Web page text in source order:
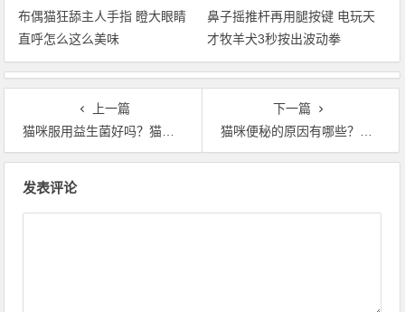
布偶猫狂舔主人手指 瞪大眼睛
直呼怎么这么美味
鼻子摇推杆再用腿按键 电玩天
才牧羊犬3秒按出波动拳
上一篇
猫咪服用益生菌好吗？猫咪益生菌选哪种？
下一篇
猫咪便秘的原因有哪些？猫咪拉不出来怎么办
发表评论